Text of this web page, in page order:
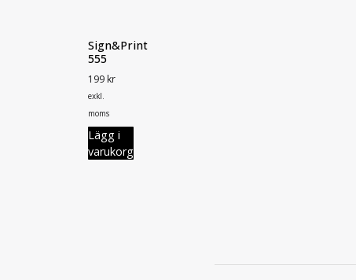
Sign&Print
555
199kr
exkl.
moms
Lägg i
varukorg